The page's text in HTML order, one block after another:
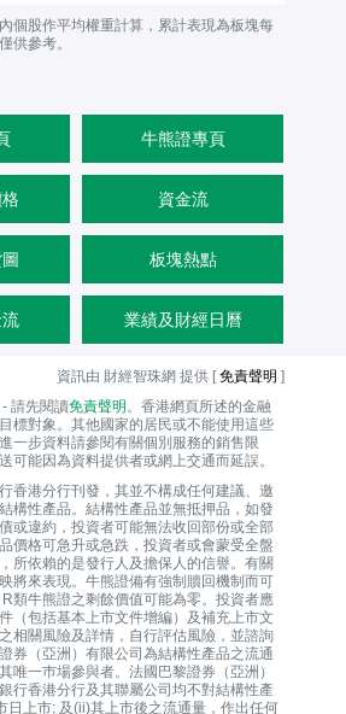
個股作平均權重計算，累計表現為板塊每
供參考。
牛熊證專頁
資金流
板塊熱點
業績及財經日曆
資訊由 財經智珠網 提供 [免責聲明 ]
請先閱讀免責聲明 。香港網頁所述的金融
標對象。其他國家的居民或不能使用這些
一步資料請參閱有關個別服務的銷售限
可能因為資料提供者或網上交通而延誤。
香港分行刊發，其並不構成任何建議、邀
構性產品。結構性產品並無抵押品，如發
或違約，投資者可能無法收回部份或全部
價格可急升或急跌，投資者或會蒙受全盤
所依賴的是發行人及擔保人的信譽。有關
將來表現。牛熊證備有強制贖回機制而可
類牛熊證之剩餘價值可能為零。投資者應
（包括基本上市文件增編）及補充上市文
相關風險及詳情，自行評估風險，並諮詢
券（亞洲）有限公司為結構性產品之流通
唯一巿場參與者。法國巴黎證券（亞洲）
行香港分行及其聯屬公司均不對結構性產
日上市; 及(ii)其上市後之流通量，作出任何